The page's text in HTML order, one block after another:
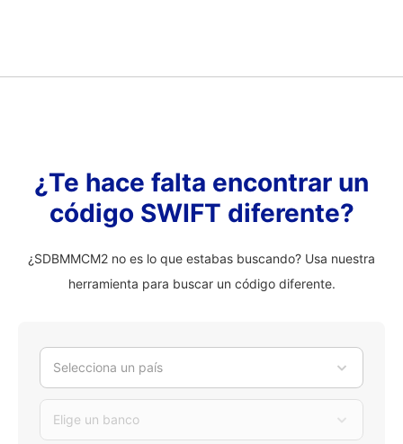
¿Te hace falta encontrar un
código SWIFT diferente?
¿SDBMMCM2 no es lo que estabas buscando? Usa nuestra
herramienta para buscar un código diferente.
Selecciona un país
Elige un banco